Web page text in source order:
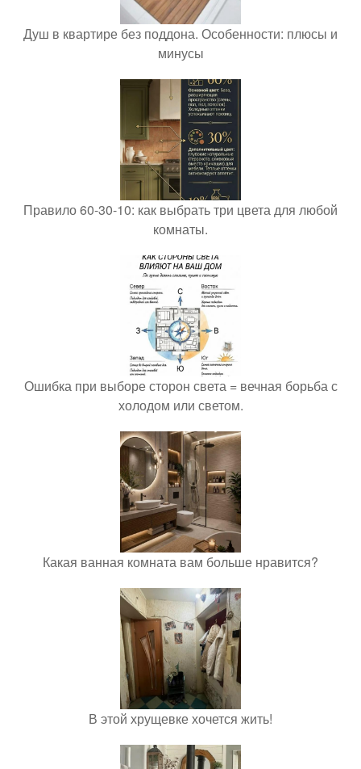
Душ в квартире без поддона. Особенности: плюсы и
минусы
Правило 60-30-10: как выбрать три цвета для любой
комнаты.
Ошибка при выборе сторон света = вечная борьба с
холодом или светом.
Какая ванная комната вам больше нравится?
В этой хрущевке хочется жить!